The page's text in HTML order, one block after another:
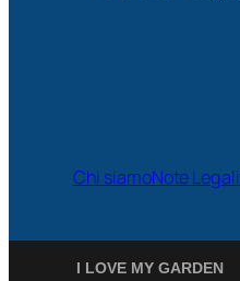
Chi siamoNote Legali
I LOVE MY GARDEN